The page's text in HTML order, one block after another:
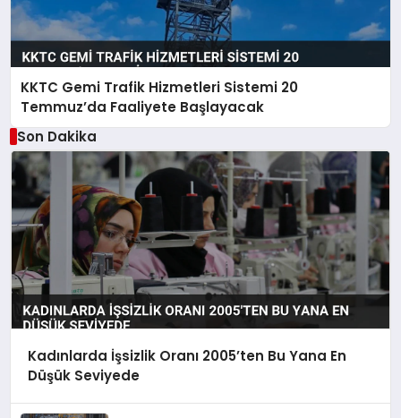
KKTC Gemi Trafik Hizmetleri Sistemi 20
Temmuz’da Faaliyete Başlayacak
Son Dakika
Kadınlarda İşsizlik Oranı 2005’ten Bu Yana En
Düşük Seviyede